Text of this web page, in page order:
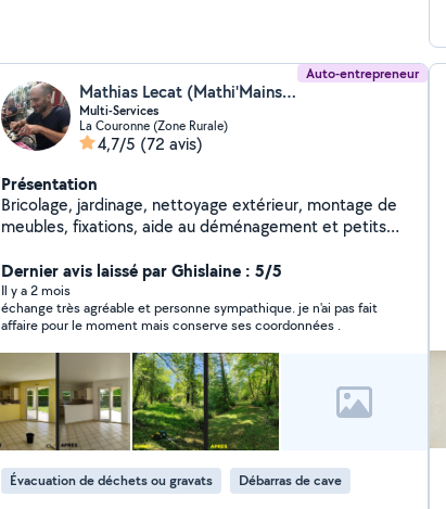
Auto-entrepreneur
Mathias Lecat (Mathi'Mains Services)
Multi-Services
La Couronne (Zone Rurale)
4,7/5 (72 avis)
Présentation
Bricolage, jardinage, nettoyage extérieur, montage de
meubles, fixations, aide au déménagement et petits
Dernier avis laissé par Ghislaine : 5/5
Il y a 2 mois
échange très agréable et personne sympathique. je n'ai pas fait
affaire pour le moment mais conserve ses coordonnées .
Évacuation de déchets ou gravats Débarras de cave